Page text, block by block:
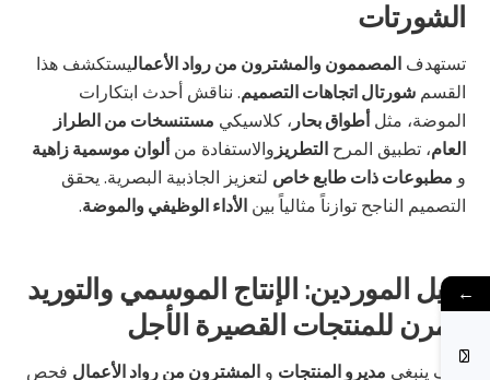
الشورتات
تستهدفالمصممون والمشترون من رواد الأعماليستكشف هذا
القسمشورتال اتجاهات التصميم. نناقش أحدث ابتكارات
الموضة، مثلأطواق بحار، كلاسيكي مستنسخات من الطراز
العام، تطبيق المرحالتطريزوالاستفادة منألوان موسمية زاهية
و مطبوعات ذات طابع خاص لتعزيز الجاذبية البصرية. يحقق
التصميم الناجح توازناً مثالياً بينالأداء الوظيفي والموضة.
دليل الموردين: الإنتاج الموسمي والتوريد
المرن للمنتجات القصيرة الأجل
كيف ينبغي مديرو المنتجات والمشترون من رواد الأعمال فحص
←